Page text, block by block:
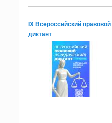
IX Всероссийский
диктант